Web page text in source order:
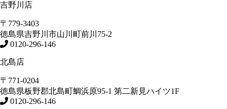
吉野川店
〒779-3403
徳島県吉野川市山川町前川75-2
0120-296-146
北島店
〒771-0204
徳島県板野郡北島町鯛浜原95-1 第二新見ハイツ1F
0120-296-146